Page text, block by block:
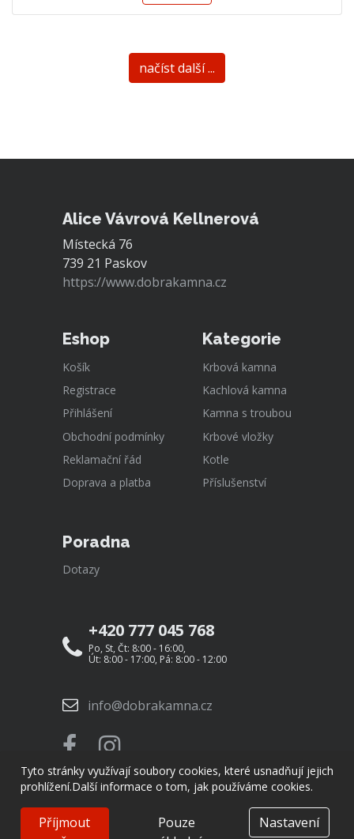
načíst další ...
Alice Vávrová Kellnerová
Místecká 76
739 21 Paskov
https://www.dobrakamna.cz
Eshop
Košík
Registrace
Přihlášení
Obchodní podmínky
Reklamační řád
Doprava a platba
Kategorie
Krbová kamna
Kachlová kamna
Kamna s troubou
Krbové vložky
Kotle
Příslušenství
Poradna
Dotazy
+420 777 045 768
Po, St, Čt: 8:00 - 16:00,
Út: 8:00 - 17:00, Pá: 8:00 - 12:00
info@dobrakamna.cz
© Copyright 2026 DobráKamna.cz Created by
Tyto stránky využívají soubory cookies, které usnadňují jejich
prohlížení.Další informace o tom, jak používáme cookies.
Příjmout
Pouze
Nastavení